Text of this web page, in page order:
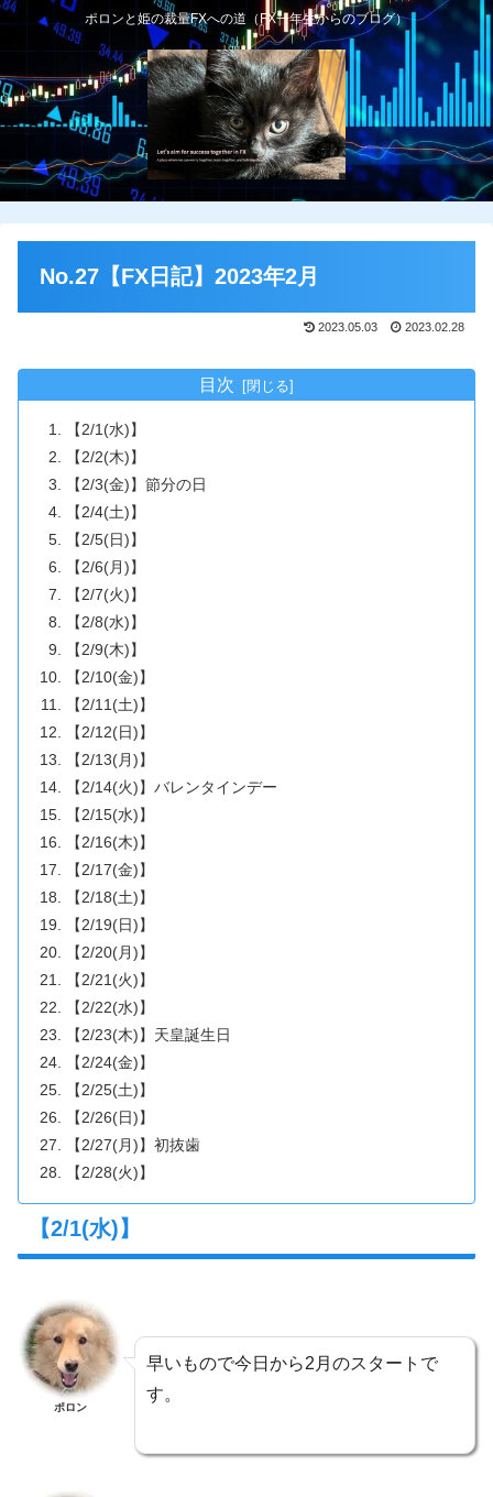
ポロンと姫の裁量FXへの道（FX一年生からのブログ）
No.27【FX日記】2023年2月
2023.05.03 2023.02.28
目次
【2/1(水)】
【2/2(木)】
【2/3(金)】節分の日
【2/4(土)】
【2/5(日)】
【2/6(月)】
【2/7(火)】
【2/8(水)】
【2/9(木)】
【2/10(金)】
【2/11(土)】
【2/12(日)】
【2/13(月)】
【2/14(火)】バレンタインデー
【2/15(水)】
【2/16(木)】
【2/17(金)】
【2/18(土)】
【2/19(日)】
【2/20(月)】
【2/21(火)】
【2/22(水)】
【2/23(木)】天皇誕生日
【2/24(金)】
【2/25(土)】
【2/26(日)】
【2/27(月)】初抜歯
【2/28(火)】
【2/1(水)】
ポロン
早いもので今日から2月のスタートで
す。